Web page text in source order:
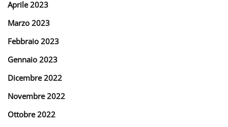
Aprile 2023
Marzo 2023
Febbraio 2023
Gennaio 2023
Dicembre 2022
Novembre 2022
Ottobre 2022